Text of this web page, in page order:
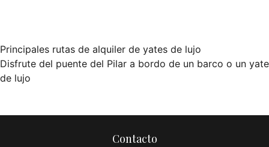
Navegación
de
Principales rutas de alquiler de yates de lujo
Disfrute del puente del Pilar a bordo de un barco o un yate
de lujo
Contacto